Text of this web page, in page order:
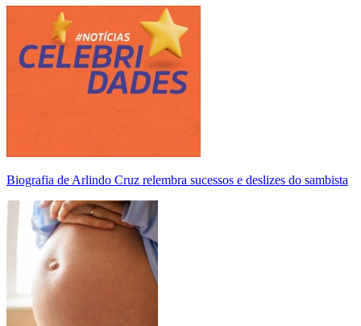
Biografia de Arlindo Cruz relembra sucessos e deslizes do sambista